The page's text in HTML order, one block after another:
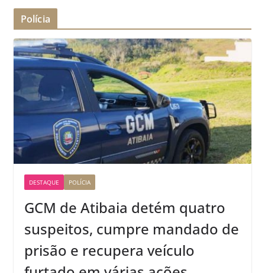
Polícia
DESTAQUE POLÍCIA
GCM de Atibaia detém quatro
suspeitos, cumpre mandado de
prisão e recupera veículo